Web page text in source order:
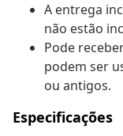
A entrega
não estão
Pode
podem ser
ou antigos.
Especificações